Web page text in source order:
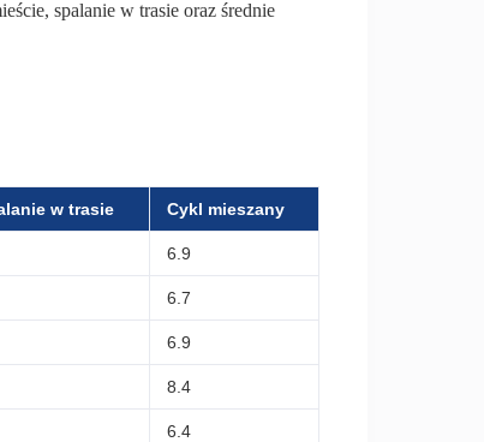
spalanie w trasie oraz średnie
w trasie Cykl mieszany
6.9
6.7
6.9
8.4
6.4